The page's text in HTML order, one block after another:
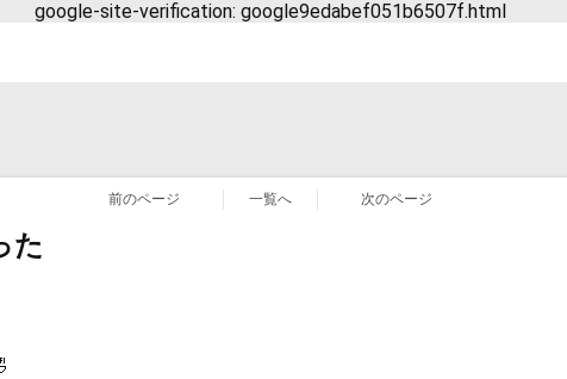
google-site-verification: google9edabef051b6507f.html
前のページ 一覧へ 次のページ
た